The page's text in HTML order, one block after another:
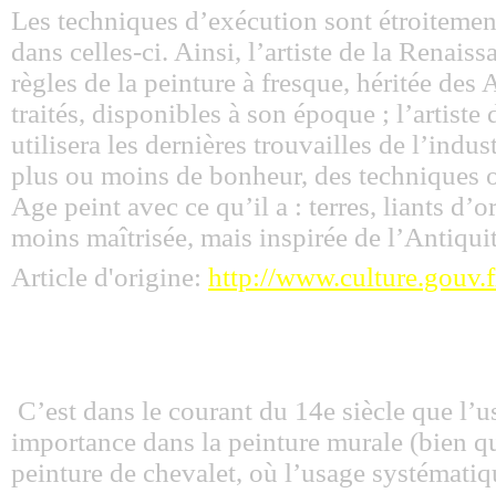
Les techniques d’exécution sont
dans celles-ci. Ainsi, l’artiste de la
règles de la peinture à fresque, héritée des
traités, disponibles à son époque ;
utilisera les dernières trouvailles de
plus ou moins de bonheur, des
Age peint avec ce qu’il a : terres, liants
moins maîtrisée, mais inspirée de
Article d'origine: http://
C’est dans le courant du 14e siècle que
importance dans la peinture murale (bien
peinture de chevalet, où l’usage